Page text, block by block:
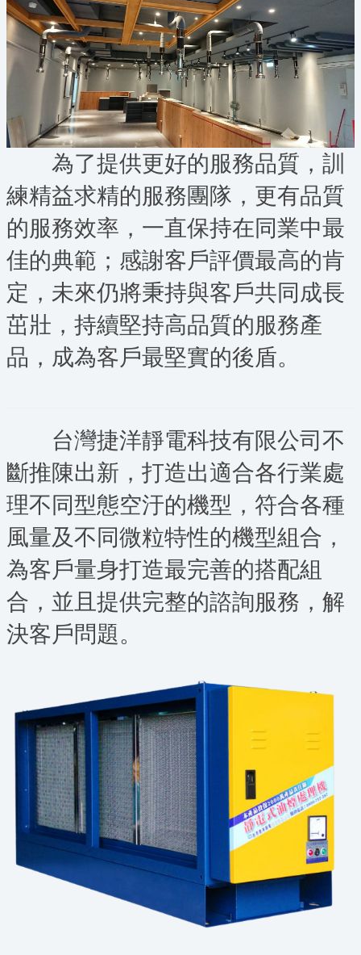
為了提供更好的服務品質，訓
練精益求精的服務團隊，更有品質
的服務效率，一直保持在同業中最
佳的典範；感謝客戶評價最高的肯
定，未來仍將秉持與客戶共同成長
茁壯，持續堅持高品質的服務產
品，成為客戶最堅實的後盾。
台灣捷洋靜電科技有限公司不
斷推陳出新，打造出適合各行業處
理不同型態空汙的機型，符合各種
風量及不同微粒特性的機型組合，
為客戶量身打造最完善的搭配組
合，並且提供完整的諮詢服務，解
決客戶問題。